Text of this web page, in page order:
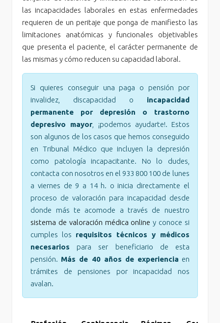
las incapacidades laborales en estas enfermedades
requieren de un peritaje que ponga de manifiesto las
limitaciones anatómicas y funcionales objetivables
que presenta el paciente, el carácter permanente de
las mismas y cómo reducen su capacidad laboral.
Si quieres conseguir una paga o pensión por
invalidez, discapacidad o incapacidad
permanente por depresión o trastorno
depresivo mayor , ¡podemos ayudarte!. Estos
son algunos de los casos que hemos conseguido
en Tribunal Médico que incluyen la depresión
como patología incapacitante. No lo dudes,
contacta con nosotros en el 933 800 100 de lunes
a viernes de 9 a 14 h. o inicia directamente el
proceso de valoración para incapacidad desde
donde más te acomode a través de nuestro
sistema de valoración médica online y conoce si
cumples los requisitos técnicos y médicos
necesarios para ser beneficiario de esta
pensión. Más de 40 años de experiencia en
trámites de pensiones por incapacidad nos
avalan.